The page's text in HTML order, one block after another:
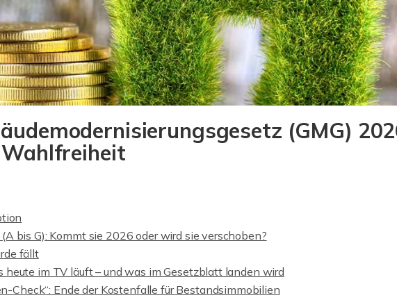
(GMG)
bis G): Kommt sie 2026 oder wird sie verschoben?
fällt
heute im TV läuft – und was im Gesetzblatt landen wird
Check“: Ende der Kostenfalle für Bestandsimmobilien